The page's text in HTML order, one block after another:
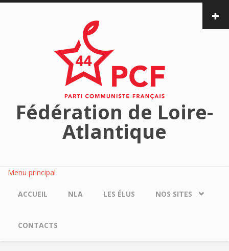
Aller au contenu principal
Fédération de Loire-
Atlantique
Menu principal
ACCUEIL NLA LES ÉLUS NOS SITES
CONTACTS